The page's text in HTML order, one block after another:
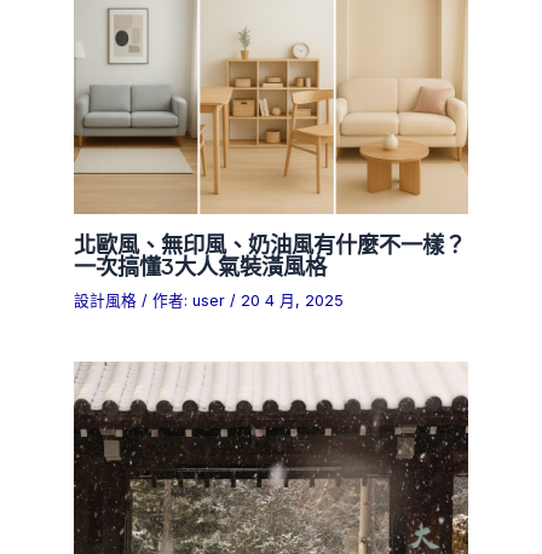
北歐風、無印風、奶油風有什麼不一樣？
一次搞懂3大人氣裝潢風格
設計風格 / 作者:user / 20 4 月, 2025